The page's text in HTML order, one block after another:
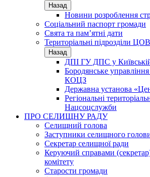
Назад
Новини розроблення
Соціальний паспорт громади
Свята та пам’ятні дати
Територіальні підрозділи
Назад
ДПІ ГУ ДПС у Київській
Бородянське управління
КОЦЗ
Державна установа
Регіональні
Нацсоцслужби
ПРО СЕЛИЩНУ РАДУ
Селищний голова
Заступники селищного
Секретар селищної ради
Керуючий справами
комітету
Старости громади